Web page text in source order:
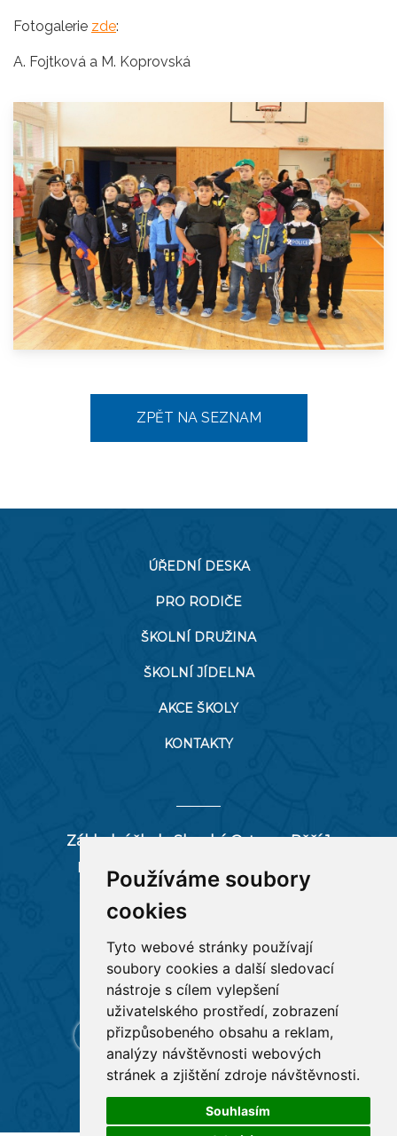
Používáme soubory
cookies
Tyto webové stránky používají
soubory cookies a další sledovací
nástroje s cílem vylepšení
uživatelského prostředí, zobrazení
přizpůsobeného obsahu a reklam,
analýzy návštěvnosti webových
stránek a zjištění zdroje návštěvnosti.
Souhlasím
Fotogalerie zde:
A. Fojtková a M. Koprovská
ZPĚT NA SEZNAM
ÚŘEDNÍ DESKA
PRO RODIČE
ŠKOLNÍ DRUŽINA
ŠKOLNÍ JÍDELNA
AKCE ŠKOLY
KONTAKTY
Základní škola Slezská Ostrava, Pěší 1
Pěší 66/1, 712 00 Ostrava-Muglinov
tel:596 244 880
RYCHLÉ ODKAZY